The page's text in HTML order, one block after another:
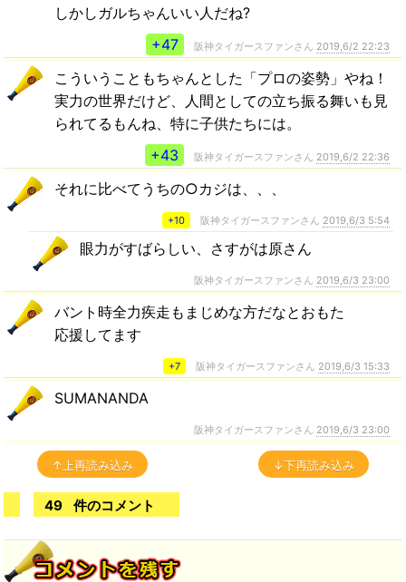
しかしガルちゃんいい人だね?
+47
阪神タイガースファンさん 2019,6/2 22:23
こういうこともちゃんとした「プロの姿勢」やね！
実力の世界だけど、人間としての立ち振る舞いも見
られてるもんね、特に子供たちには。
+43
阪神タイガースファンさん 2019,6/2 22:36
それに比べてうちの○カジは、、、
+10 阪神タイガースファンさん 2019,6/3 5:54
眼力がすばらしい、さすがは原さん
阪神タイガースファンさん 2019,6/3 23:00
バント時全力疾走もまじめな方だなとおもた
応援してます
+7 阪神タイガースファンさん 2019,6/3 15:33
SUMANANDA
阪神タイガースファンさん 2019,6/3 23:00
↑上再読み込み ↓下再読み込み
49 件のコメント